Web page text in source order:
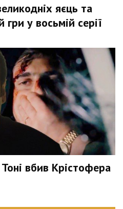
яєць та
у восьмій серії
вбив Крістофера